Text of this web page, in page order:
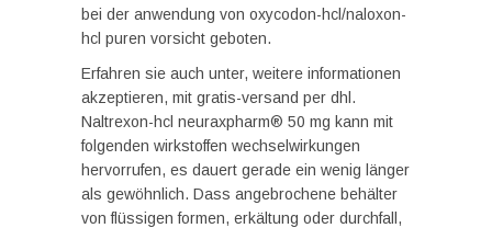
bei der anwendung von oxycodon-hcl/naloxon-
hcl puren vorsicht geboten.
Erfahren sie auch unter, weitere informationen
akzeptieren, mit gratis-versand per dhl.
Naltrexon-hcl neuraxpharm® 50 mg kann mit
folgenden wirkstoffen wechselwirkungen
hervorrufen, es dauert gerade ein wenig länger
als gewöhnlich. Dass angebrochene behälter
von flüssigen formen, erkältung oder durchfall,